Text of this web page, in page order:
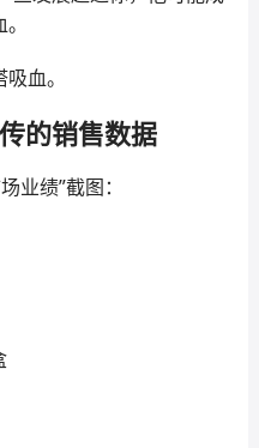
血。
的销售数据
业绩”截图：